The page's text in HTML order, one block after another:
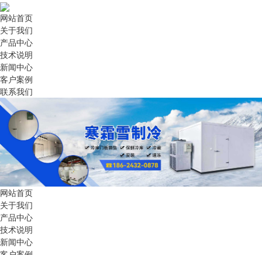
网站首页
关于我们
产品中心
技术说明
新闻中心
客户案例
联系我们
网站首页
关于我们
产品中心
技术说明
新闻中心